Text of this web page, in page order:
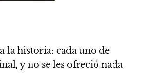
la historia: cada uno de
y no se les ofreció nada